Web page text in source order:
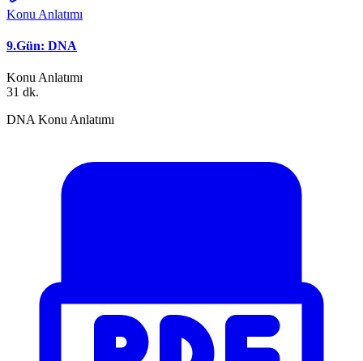
Konu Anlatımı
9.Gün: DNA
Konu Anlatımı
31 dk.
DNA Konu Anlatımı